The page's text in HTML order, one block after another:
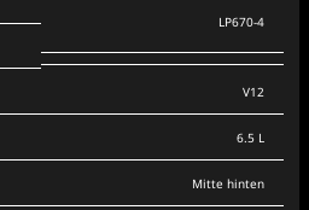
LP670-4
V12
6.5 L
Mitte hinten